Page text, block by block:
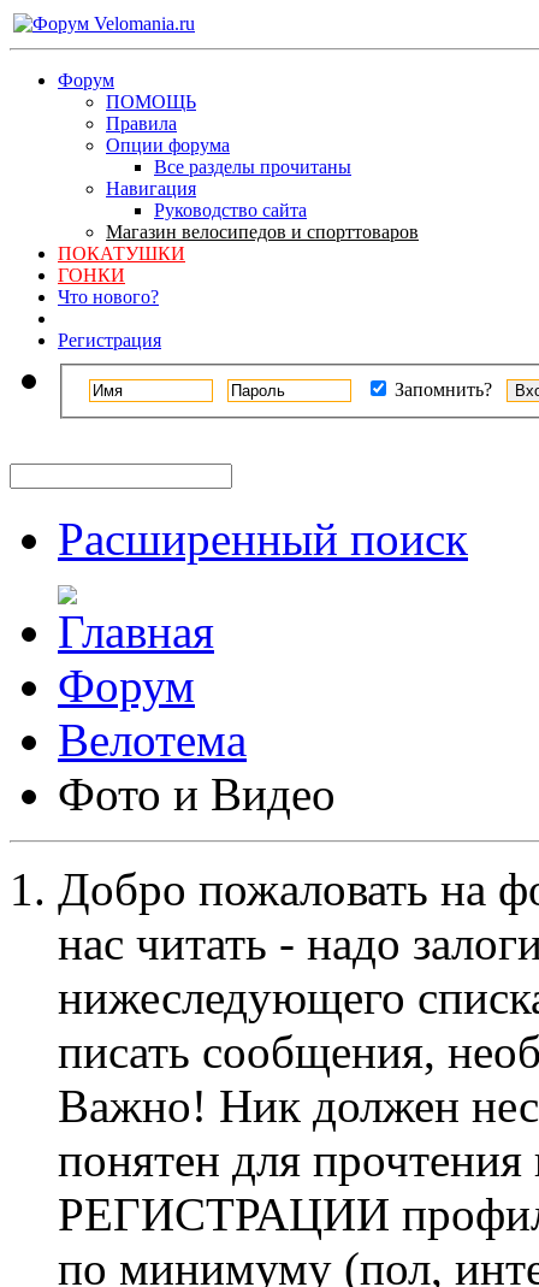
Форум
ПОМОЩЬ
Правила
Опции форума
Все разделы прочитаны
Навигация
Руководство сайта
Магазин велосипедов и спорттоваров
ПОКАТУШКИ
ГОНКИ
Что нового?
Регистрация
Запомнить?
Расширенный поиск
Форум
Велотема
Фото и Видео
Добро пожаловать на
нас читать - надо
нижеследующего
писать сообщения,
Важно! Ник должен
понятен для
РЕГИСТРАЦИИ профиль
по минимуму (пол,